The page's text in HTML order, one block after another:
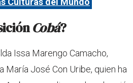
Cobá?
Issa Marengo Camacho,
María José Con Uribe, quien ha